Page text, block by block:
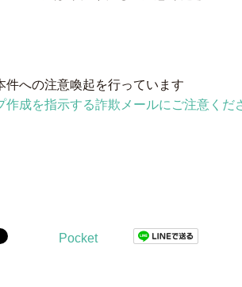
への注意喚起を行っています
成を指示する詐欺メールにご注意くだ
Pocket